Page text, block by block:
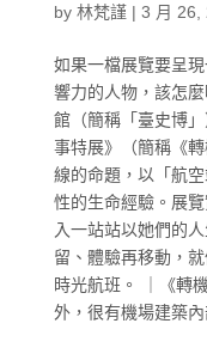
by 林梵謹| 3 月 26,
如果一檔展覽要呈
響力的人物，該怎
館（簡稱「臺史博
事特展》（簡稱《
線的命題，以「航
性的生命經驗。展
入一站站以她們的
留、體驗再移動，
時光航班。 ｜《轉
外，很有機場建築內